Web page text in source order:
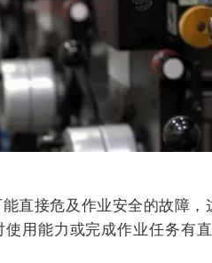
直接危及作业安全的故障
使用能力或完成作业任务有